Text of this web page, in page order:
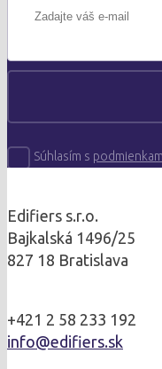
Súhlasím s
Edifiers s.r.o.
Bajkalská 1496/25
827 18 Bratislava
+421 2 58 233 192
info@edifiers.sk